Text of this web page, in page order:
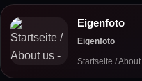
Eigenfoto
Eigenfoto
Startseite /